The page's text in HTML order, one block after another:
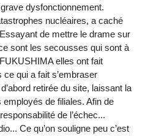
dysfonctionnement.
nucléaires, a caché
Essayant de mettre le drame sur
sont les secousses qui sont à
elles ont fait
ce qui a fait s’embraser
retirée du site, laissant la
de filiales. Afin de
de l’échec...
Ce qu’on souligne peu c’est